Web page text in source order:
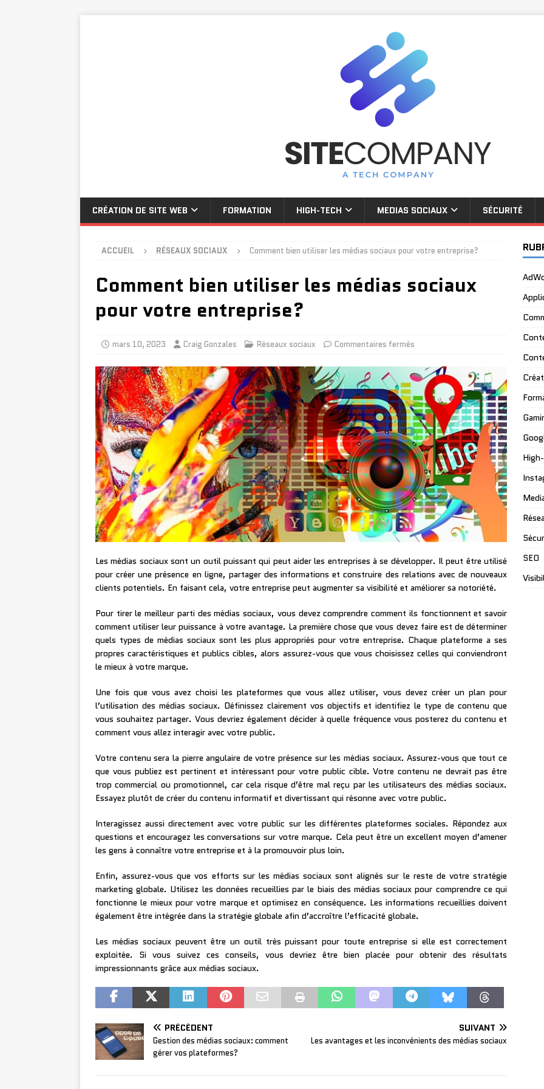
CRÉATION DE SITE WEB FORMATION HIGH-TECH MEDIAS SOCIAUX SÉCURITÉ
ACCUEIL RÉSEAUX SOCIAUX Comment bien utiliser les médias sociaux pour votre entreprise?
Comment bien utiliser les médias sociaux
pour votre entreprise?
mars 10, 2023 Craig Gonzales Réseaux sociaux Commentaires fermés
Les médias sociaux sont un outil puissant qui peut aider les entreprises à se développer. Il peut être utilisé
pour créer une présence en ligne, partager des informations et construire des relations avec de nouveaux
clients potentiels. En faisant cela, votre entreprise peut augmenter sa visibilité et améliorer sa notoriété.
Pour tirer le meilleur parti des médias sociaux, vous devez comprendre comment ils fonctionnent et savoir
comment utiliser leur puissance à votre avantage. La première chose que vous devez faire est de déterminer
quels types de médias sociaux sont les plus appropriés pour votre entreprise. Chaque plateforme a ses
propres caractéristiques et publics cibles, alors assurez-vous que vous choisissez celles qui conviendront
le mieux à votre marque.
Une fois que vous avez choisi les plateformes que vous allez utiliser, vous devez créer un plan pour
l’utilisation des médias sociaux. Définissez clairement vos objectifs et identifiez le type de contenu que
vous souhaitez partager. Vous devriez également décider à quelle fréquence vous posterez du contenu et
comment vous allez interagir avec votre public.
Votre contenu sera la pierre angulaire de votre présence sur les médias sociaux. Assurez-vous que tout ce
que vous publiez est pertinent et intéressant pour votre public cible. Votre contenu ne devrait pas être
trop commercial ou promotionnel, car cela risque d’être mal reçu par les utilisateurs des médias sociaux.
Essayez plutôt de créer du contenu informatif et divertissant qui résonne avec votre public.
Interagissez aussi directement avec votre public sur les différentes plateformes sociales. Répondez aux
questions et encouragez les conversations sur votre marque. Cela peut être un excellent moyen d’amener
les gens à connaître votre entreprise et à la promouvoir plus loin.
Enfin, assurez-vous que vos efforts sur les médias sociaux sont alignés sur le reste de votre stratégie
marketing globale. Utilisez les données recueillies par le biais des médias sociaux pour comprendre ce qui
fonctionne le mieux pour votre marque et optimisez en conséquence. Les informations recueillies doivent
également être intégrée dans la stratégie globale afin d’accroître l’efficacité globale.
Les médias sociaux peuvent être un outil très puissant pour toute entreprise si elle est correctement
exploitée. Si vous suivez ces conseils, vous devriez être bien placée pour obtenir des résultats
impressionnants grâce aux médias sociaux.
PRÉCÉDENT
Gestion des médias sociaux: comment
gérer vos plateformes?
SUIVANT
Les avantages et les inconvénients des médias sociaux
SEO